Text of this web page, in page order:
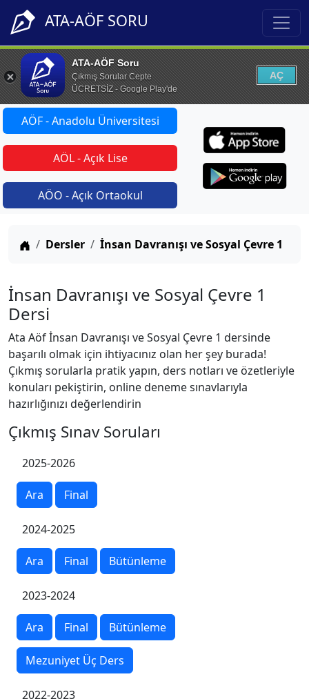
ATA-AÖF SORU
ATA-AÖF Soru
Çıkmış Sorular Cepte
ÜCRETSİZ - Google Play'de
AÇ
AÖF - Anadolu Üniversitesi
AÖL - Açık Lise
AÖO - Açık Ortaokul
Anasayfa
Dersler İnsan Davranışı ve Sosyal Çevre 1
İnsan Davranışı ve Sosyal Çevre 1
Dersi
Ata Aöf İnsan Davranışı ve Sosyal Çevre 1 dersinde
başarılı olmak için ihtiyacınız olan her şey burada!
Çıkmış sorularla pratik yapın, ders notları ve özetleriyle
konuları pekiştirin, online deneme sınavlarıyla
hazırlığınızı değerlendirin
Çıkmış Sınav Soruları
2025-2026
Ara Final
2024-2025
Ara Final Bütünleme
2023-2024
Ara Final Bütünleme
Mezuniyet Üç Ders
2022-2023